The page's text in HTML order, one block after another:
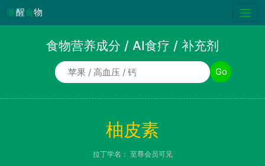
唤醒食物
食物营养成分 / AI食疗 / 补充剂
食物/AI食疗诉求/补充剂名称 Go
柚皮素
拉丁学名： 至尊会员可见